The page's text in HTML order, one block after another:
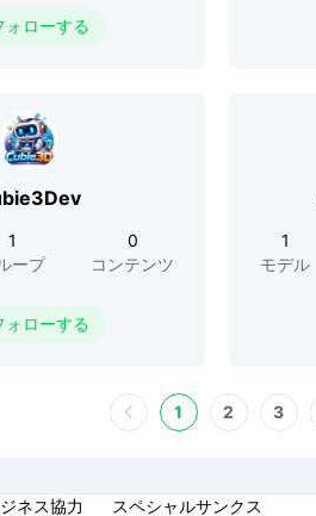
ォローする
1
ープ
0
コンテンツ
ォローする
1
モデル
1 2 3
ネス協力 スペシャルサンクス